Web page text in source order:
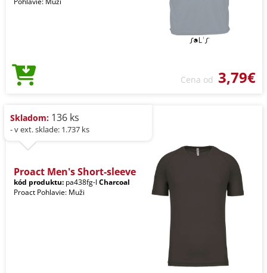
Cena od 3,79€
Skladom: 136 ks
- v ext. sklade: 1.737 ks
Proact Men's Short-sleeve
kód produktu: pa438fg-l Charcoal
Proact Pohlavie: Muži